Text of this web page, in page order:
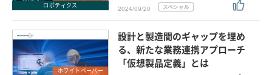
ロボティクス
2024/09/20
ホワイトペーパー
設計と製造間のギャップを埋め
る、新たな業務連携アプローチ
「仮想製品定義」とは